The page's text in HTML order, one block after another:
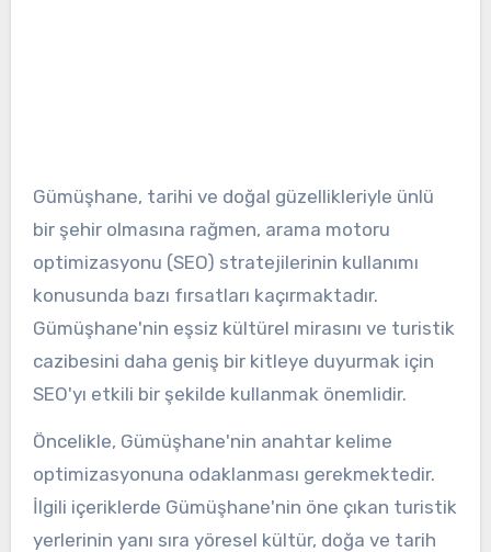
Gümüşhane, tarihi ve doğal güzellikleriyle ünlü
bir şehir olmasına rağmen, arama motoru
optimizasyonu (SEO) stratejilerinin kullanımı
konusunda bazı fırsatları kaçırmaktadır.
Gümüşhane'nin eşsiz kültürel mirasını ve turistik
cazibesini daha geniş bir kitleye duyurmak için
SEO'yı etkili bir şekilde kullanmak önemlidir.
Öncelikle, Gümüşhane'nin anahtar kelime
optimizasyonuna odaklanması gerekmektedir.
İlgili içeriklerde Gümüşhane'nin öne çıkan turistik
yerlerinin yanı sıra yöresel kültür, doğa ve tarih